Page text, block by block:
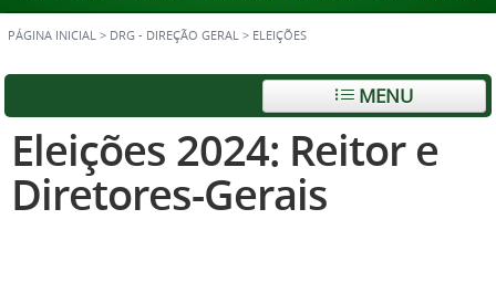
PÁGINA INICIAL > DRG - DIREÇÃO GERAL > ELEIÇÕES
MENU
Eleições 2024: Reitor e
Diretores-Gerais